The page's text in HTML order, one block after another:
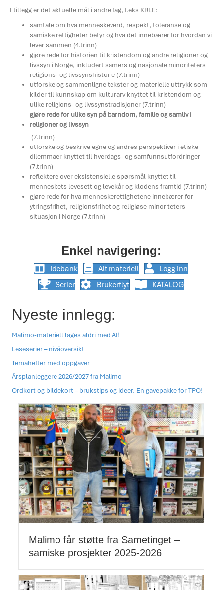
I tillegg er det aktuelle mål i andre fag, f.eks KRLE:
samtale om hva menneskeverd, respekt, toleranse og
samiske rettigheter betyr og hva det innebærer for hvordan vi
lever sammen (4.trinn)
gjøre rede for historien til kristendom og andre religioner og
livssyn i Norge, inkludert samers og nasjonale minoriteters
religions- og livssynshistorie (7.trinn)
utforske og sammenligne tekster og materielle uttrykk som
kilder til kunnskap om kulturarv knyttet til kristendom og
ulike religions- og livssynstradisjoner (7.trinn)
gjøre rede for ulike syn på barndom, familie og samliv i
religioner og livssyn
(7.trinn)
utforske og beskrive egne og andres perspektiver i etiske
dilemmaer knyttet til hverdags- og samfunnsutfordringer
(7.trinn)
reflektere over eksistensielle spørsmål knyttet til
menneskets levesett og levekår og klodens framtid (7.trinn)
gjøre rede for hva menneskerettighetene innebærer for
ytringsfrihet, religionsfrihet og religiøse minoriteters
situasjon i Norge (7.trinn)
Enkel navigering:
Idebank Alt materiell
Logg inn
Serier
Brukerflyt KATALOG
Nyeste innlegg:
Malimo-materiell lages aldri med AI!
Leseserier – nivåoversikt
Temahefter med oppgaver
Årsplanleggere 2026/2027 fra Malimo
Ordkort og bildekort – brukstips og ideer. En gavepakke for TPO!
Malimo får støtte fra Sametinget –
samiske prosjekter 2025-2026